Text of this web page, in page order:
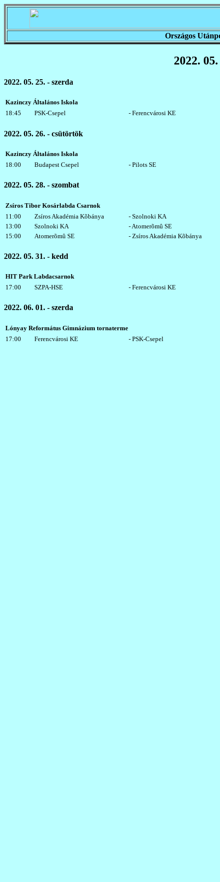
Országos
2022.
2022. 05. 25. - szerda
Kazinczy Általános Iskola
18:45
PSK-Csepel - Ferencvárosi KE
2022. 05. 26. - csütörtök
Kazinczy Általános Iskola
18:00
Budapest Csepel - Pilots SE
2022. 05. 28. - szombat
Zsíros Tibor Kosárlabda Csarnok
11:00
Zsíros Akadémia Kõbánya
- Szolnoki KA
13:00
Szolnoki KA
- Atomerõmû SE
15:00
Atomerõmû SE - Zsíros Akadémia Kõbánya
2022. 05. 31. - kedd
HIT Park Labdacsarnok
17:00
SZPA-HSE - Ferencvárosi KE
2022. 06. 01. - szerda
Lónyay Református Gimnázium tornaterme
17:00
Ferencvárosi KE - PSK-Csepel